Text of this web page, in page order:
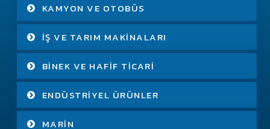
KAMYON VE OTOBÜS
İŞ VE TARIM MAKINALARI
BINEK VE HAFIF TICARI
ENDÜSTRIYEL ÜRÜNLER
MARIN